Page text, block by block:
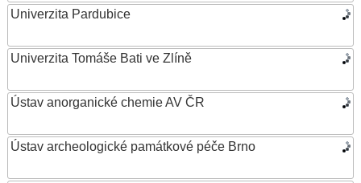
Univerzita Pardubice
Univerzita Tomáše Bati ve Zlíně
Ústav anorganické chemie AV ČR
Ústav archeologické památkové péče Brno